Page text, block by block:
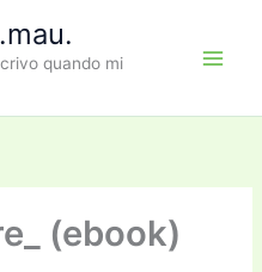
quando mi
(ebook)